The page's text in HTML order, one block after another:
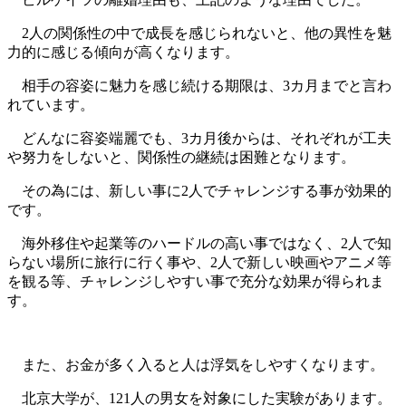
2人の関係性の中で成長を感じられないと、他の異性を魅
力的に感じる傾向が高くなります。
相手の容姿に魅力を感じ続ける期限は、3カ月までと言わ
れています。
どんなに容姿端麗でも、3カ月後からは、それぞれが工夫
や努力をしないと、関係性の継続は困難となります。
その為には、新しい事に2人でチャレンジする事が効果的
です。
海外移住や起業等のハードルの高い事ではなく、2人で知
らない場所に旅行に行く事や、2人で新しい映画やアニメ等
を観る等、チャレンジしやすい事で充分な効果が得られま
す。
また、お金が多く入ると人は浮気をしやすくなります。
北京大学が、121人の男女を対象にした実験があります。